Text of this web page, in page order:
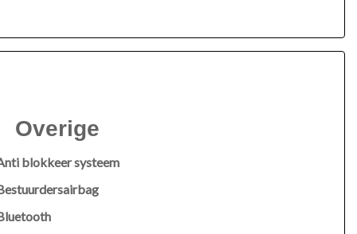
Overige
blokkeer systeem